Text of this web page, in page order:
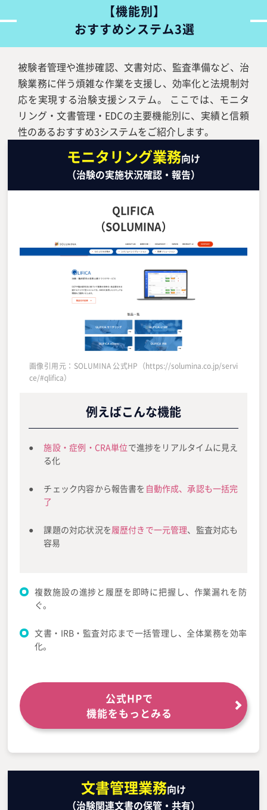
【機能別】
おすすめシステム3選
被験者管理や進捗確認、文書対応、監査準備など、治
験業務に伴う煩雑な作業を支援し、効率化と法規制対
応を実現する治験支援システム。 ここでは、モニタ
リング・文書管理・EDCの主要機能別に、実績と信頼
性のあるおすすめ3システムをご紹介します。
モニタリング業務向け
（治験の実施状況確認・報告）
QLIFICA
（SOLUMINA）
画像引用元：SOLUMINA 公式HP（https://solumina.co.jp/servi
ce/#qlifica）
例えばこんな機能
施設・症例・CRA単位で進捗をリアルタイムに見え
る化
チェック内容から報告書を 自動作成、承認も一括完
了
課題の対応状況を履歴付きで一元管理、監査対応も
容易
複数施設の進捗と履歴を即時に把握し、作業漏れを防
ぐ。
文書・IRB・監査対応まで一括管理し、全体業務を効率
化。
公式HPで
機能をもっとみる
文書管理業務向け
（治験関連文書の保管・共有）